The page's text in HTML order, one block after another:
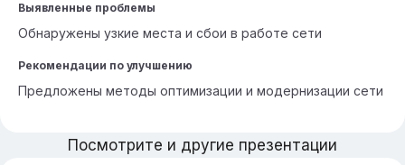
Выявленные проблемы
Обнаружены узкие места и сбои в работе сети
Рекомендации по улучшению
Предложены методы оптимизации и модернизации сети
Посмотрите и другие презентации